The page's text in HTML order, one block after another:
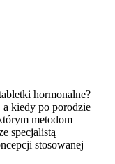
hormonalne?
kiedy po porodzie
metodom
specjalistą
stosowanej